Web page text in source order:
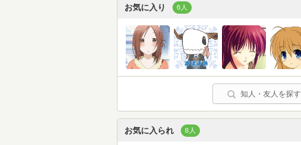
お気に入り 6人
知人・友人を探す
お気に入られ 8人